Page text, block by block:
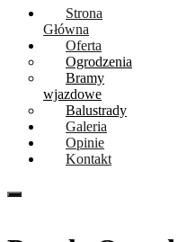
Strona
Główna
Oferta
Ogrodzenia
Bramy
wjazdowe
Balustrady
Galeria
Opinie
Kontakt